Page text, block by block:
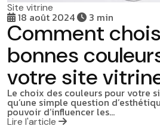
Site vitrine
18 août 2024 3 min
Comment
bonnes
votre site
Le choix des couleurs pour votre
qu’une simple question
pouvoir d’influencer les…
Lire l'article